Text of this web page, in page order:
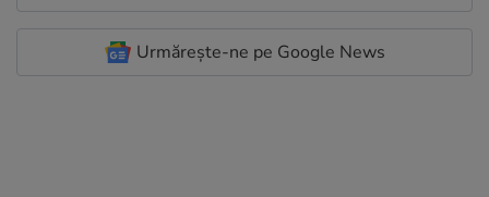
Urmărește-ne pe Google News